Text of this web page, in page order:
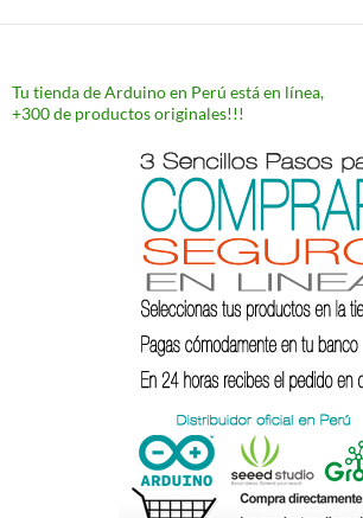
Tu tienda de Arduino en Perú está en línea,
+300 de productos originales!!!